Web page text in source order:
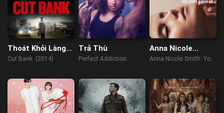
Thoát Khỏi Làng
Quê
Cut Bank (2014)
Trả Thù
Perfect Addiction
Anna Nicole
Smith: Không ai
Anna Nicole Smith: You